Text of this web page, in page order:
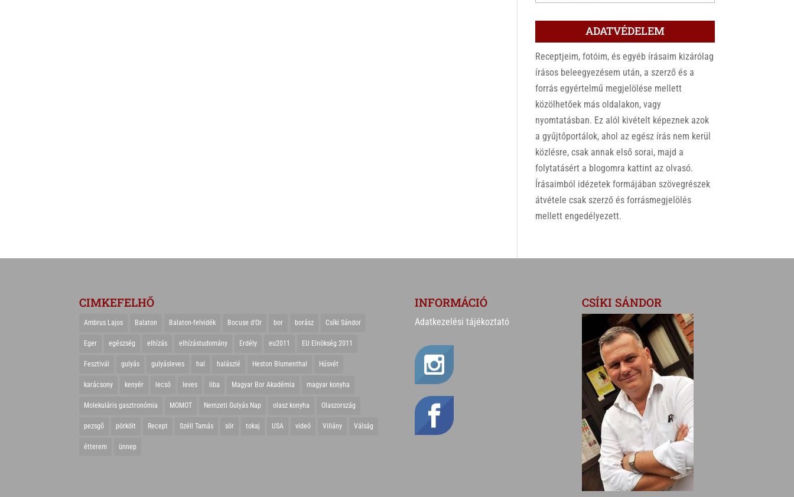
ADATVÉDELEM
Receptjeim, fotóim, és egyéb írásaim kizárólag
írásos beleegyezésem után, a szerző és a
forrás egyértelmű megjelölése mellett
közölhetőek más oldalakon, vagy
nyomtatásban. Ez alól kivételt képeznek azok
a gyűjtőportálok, ahol az egész írás nem kerül
közlésre, csak annak első sorai, majd a
folytatásért a blogomra kattint az olvasó.
Írásaimból idézetek formájában szövegrészek
átvétele csak szerző és forrásmegjelölés
mellett engedélyezett.
CIMKEFELHŐ
Ambrus Lajos Balaton Balaton-felvidék Bocuse d'Or bor borász Csíki Sándor
Eger egészség elhízás elhízástudomány Erdély eu2011 EU Elnökség 2011
Fesztivál gulyás gulyásleves hal halászlé Heston Blumenthal Húsvét
karácsony kenyér lecsó leves liba Magyar Bor Akadémia magyar konyha
Molekuláris gasztronómia MOMOT Nemzeti Gulyás Nap olasz konyha Olaszország
pezsgő pörkölt Recept Széll Tamás sör tokaj USA videó Villány Válság
étterem ünnep
INFORMÁCIÓ
Adatkezelési tájékoztató
CSÍKI SÁNDOR